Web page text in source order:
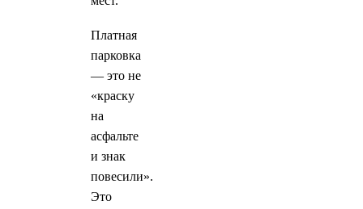
Платная
парковка
— это не
«краску
на
асфальте
и знак
повесили».
Это